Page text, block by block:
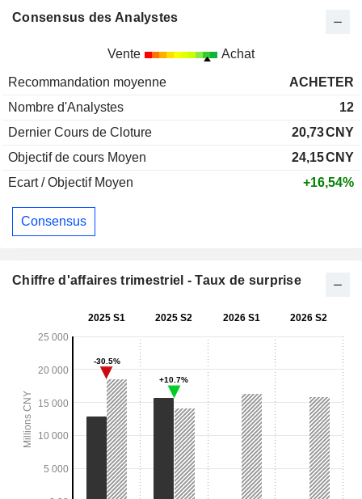
Consensus des Analystes
Vente Achat
Recommandation moyenne
ACHETER
Nombre d'Analystes
12
Dernier Cours de Cloture
20,73CNY
Objectif de cours Moyen
24,15CNY
Ecart / Objectif Moyen
+16,54%
Consensus
Chiffre d'affaires trimestriel - Taux de surprise